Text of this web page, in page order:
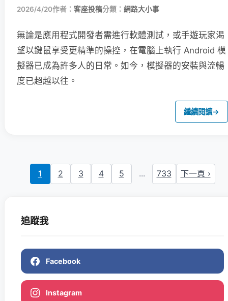
2026/4/20作者： 客座投稿分類： 網路大小事
無論是應用程式開發者需進行軟體測試，或手遊玩家渴
望以鍵鼠享受更精準的操控，在電腦上執行 Android 模
擬器已成為許多人的日常。如今，模擬器的安裝與流暢
度已超越以往。
繼續閱讀→
1 2 3 4 5 ... 733 下一頁 ›
追蹤我
Facebook
Instagram